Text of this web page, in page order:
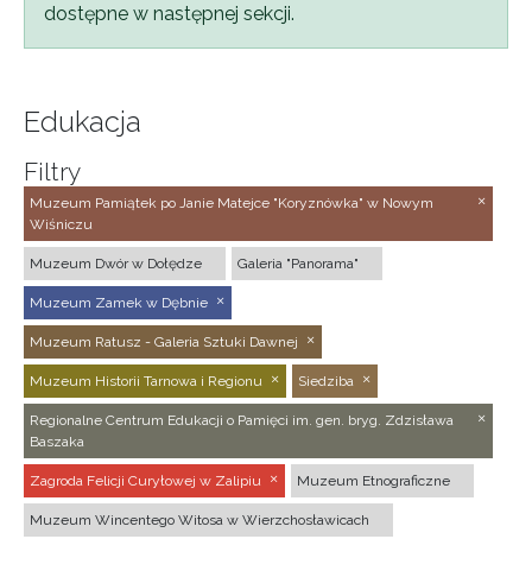
dostępne w następnej sekcji.
Edukacja
Filtry
Muzeum Pamiątek po Janie Matejce "Koryznówka" w Nowym
Wiśniczu
Muzeum Dwór w Dołędze Galeria "Panorama"
Muzeum Zamek w Dębnie
Muzeum Ratusz - Galeria Sztuki Dawnej
Muzeum Historii Tarnowa i Regionu Siedziba
Regionalne Centrum Edukacji o Pamięci im. gen. bryg. Zdzisława
Baszaka
Zagroda Felicji Curyłowej w Zalipiu Muzeum Etnograficzne
Muzeum Wincentego Witosa w Wierzchosławicach